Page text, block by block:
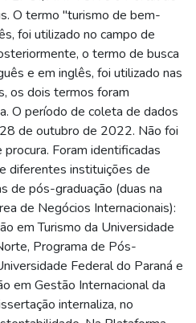
O termo "turismo de bem-
foi utilizado no campo de
o termo de busca
e em inglês, foi utilizado nas
os dois termos foram
O período de coleta de dados
de outubro de 2022. Não foi
Foram identificadas
diferentes instituições de
de pós-graduação (duas na
de Negócios Internacionais):
em Turismo da Universidade
Programa de Pós-
Federal do Paraná e
em Gestão Internacional da
internaliza, no